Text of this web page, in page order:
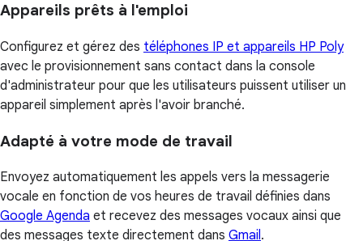
Appareils prêts à l'emploi
Configurez et gérez des téléphones IP et appareils HP Poly
avec le provisionnement sans contact dans la console
d'administrateur pour que les utilisateurs puissent utiliser un
appareil simplement après l'avoir branché.
Adapté à votre mode de travail
Envoyez automatiquement les appels vers la messagerie
vocale en fonction de vos heures de travail définies dans
Google Agenda et recevez des messages vocaux ainsi que
des messages texte directement dans Gmail.